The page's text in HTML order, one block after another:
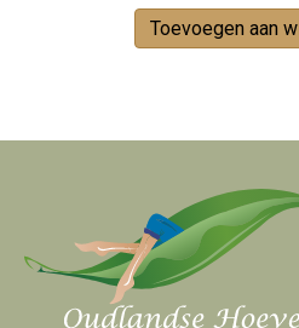
Toevoegen aan